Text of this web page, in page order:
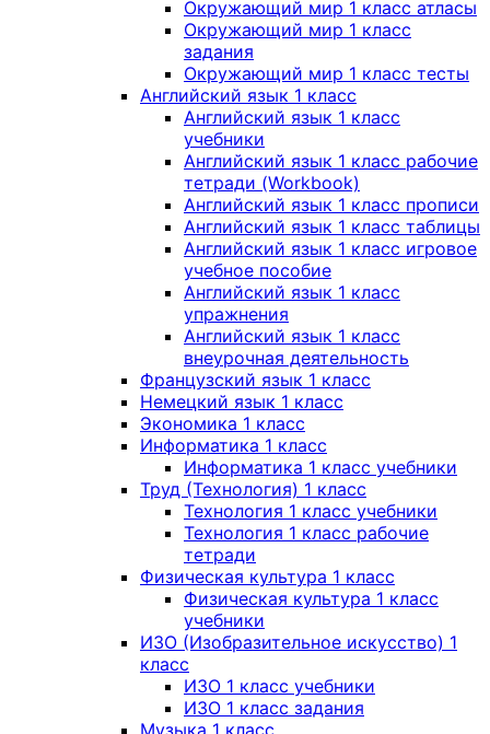
Окружающий мир 1 класс атласы
Окружающий мир 1 класс
задания
Окружающий мир 1 класс тесты
Английский язык 1 класс
Английский язык 1 класс
учебники
Английский язык 1 класс рабочие
тетради (Workbook)
Английский язык 1 класс прописи
Английский язык 1 класс таблицы
Английский язык 1 класс игровое
учебное пособие
Английский язык 1 класс
упражнения
Английский язык 1 класс
внеурочная деятельность
Французский язык 1 класс
Немецкий язык 1 класс
Экономика 1 класс
Информатика 1 класс
Информатика 1 класс учебники
Труд (Технология) 1 класс
Технология 1 класс учебники
Технология 1 класс рабочие
тетради
Физическая культура 1 класс
Физическая культура 1 класс
учебники
ИЗО (Изобразительное искусство) 1
класс
ИЗО 1 класс учебники
ИЗО 1 класс задания
Музыка 1 класс